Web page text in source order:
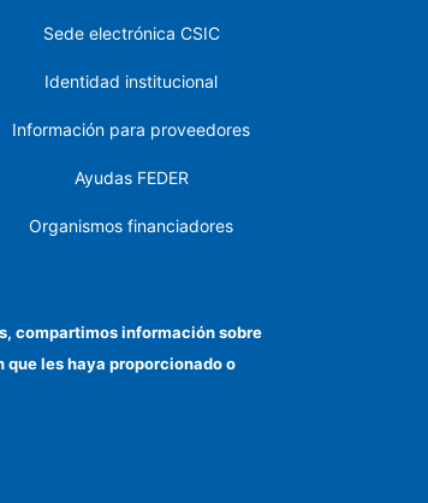
Sede electrónica CSIC
Identidad institucional
Información para proveedores
Ayudas FEDER
Organismos financiadores
Cómo llegar
compartimos información sobre
les haya proporcionado o